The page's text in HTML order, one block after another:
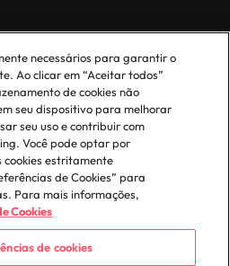
O nosso escritório em
Portugal
Lisboa
necessários para garantir o
Ao clicar em “Aceitar todos”
de cookies não
seu dispositivo para melhorar
seu uso e contribuir com
Você pode optar por
cookies estritamente
de Cookies” para
Para mais informações,
Cookies
de cookies